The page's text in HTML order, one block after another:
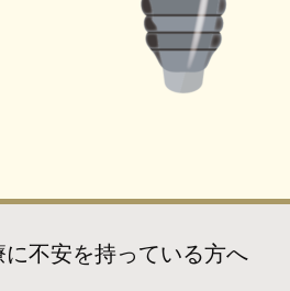
不安を持っている方へ